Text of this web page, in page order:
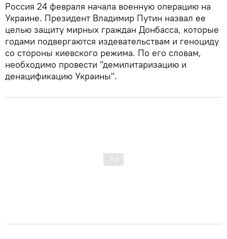
Россия 24 февраля начала военную операцию на
Украине. Президент Владимир Путин назвал ее
целью защиту мирных граждан Донбасса, которые
годами подвергаются издевательствам и геноциду
со стороны киевского режима. По его словам,
необходимо провести "демилитаризацию и
денацификацию Украины".